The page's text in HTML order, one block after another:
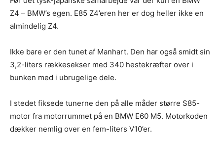
Z4 – BMW’s egen. E85 Z4’eren her er dog heller ikke en
almindelig Z4.
Ikke bare er den tunet af Manhart. Den har også smidt sin
3,2-liters rækkesekser med 340 hestekræfter over i
bunken med i ubrugelige dele.
I stedet fiksede tunerne den på alle måder større S85-
motor fra motorrummet på en BMW E60 M5. Motorkoden
dækker nemlig over en fem-liters V10’er.